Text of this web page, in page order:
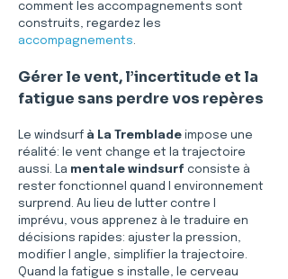
comment les accompagnements sont
construits, regardez les
accompagnements.
Gérer le vent, l’incertitude et la
fatigue sans perdre vos repères
Le windsurf à La Tremblade impose une
réalité: le vent change et la trajectoire
aussi. La mentale windsurf consiste à
rester fonctionnel quand l environnement
surprend. Au lieu de lutter contre l
imprévu, vous apprenez à le traduire en
décisions rapides: ajuster la pression,
modifier l angle, simplifier la trajectoire.
Quand la fatigue s installe, le cerveau